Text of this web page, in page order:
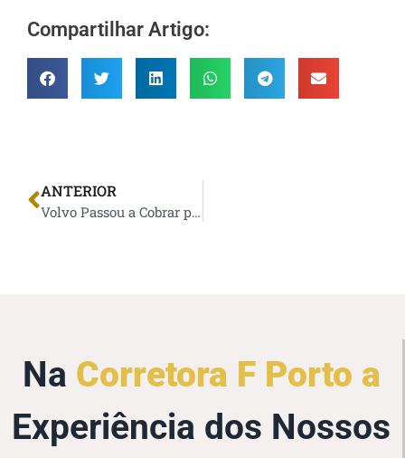
Compartilhar Artigo:
ANTERIOR
Volvo Passou a Cobrar por Tomadas para Carros Elétricos que Não Possuem a Marca: Entenda!
Na Corretora F Porto a
Experiência dos Nossos